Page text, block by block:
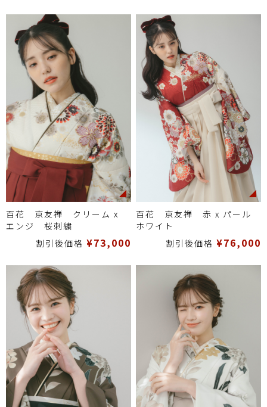
百花 京友禅 クリーム x
エンジ 桜刺繍
割引後価格 ¥73,000
百花 京友禅 赤 x パール
ホワイト
割引後価格 ¥76,000